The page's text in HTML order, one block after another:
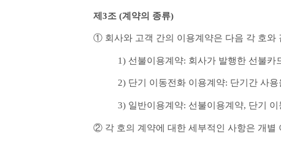
제3조 (계약의 종류)
① 회사와 고객 간의 이용계약은 다음 각 호와
1) 선불이용계약: 회사가 발행한 선불
2) 단기 이동전화 이용계약: 단기간 사
3) 일반이용계약: 선불이용계약, 단기
② 각 호의 계약에 대한 세부적인 사항은 개별